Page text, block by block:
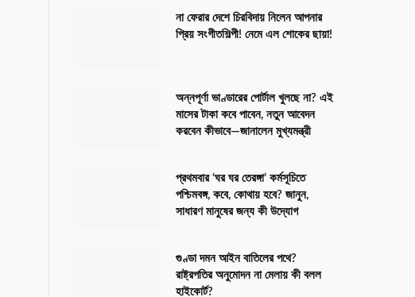
না ফেরার দেশে চিরবিদায় নিলেন আপনার
প্রিয় সংগীতশিল্পী! নেমে এল শোকের ছায়া!
অন্নপূর্ণা ভাণ্ডারের পোর্টাল খুলছে না? এই
মাসের টাকা কবে পাবেন, নতুন আবেদন
করবেন কীভাবে—জানালেন মুখ্যমন্ত্রী
প্রথমবার ‘ঘর ঘর তেরঙ্গা’ কর্মসূচিতে
পশ্চিমবঙ্গ, কবে, কোথায় হবে? জানুন,
সাধারণ মানুষের জন্য কী উদ্যোগ
গুণ্ডা দমন আইন বাতিলের পথে?
রাষ্ট্রপতির অনুমোদন না মেলায় কী বলল
হাইকোর্ট?